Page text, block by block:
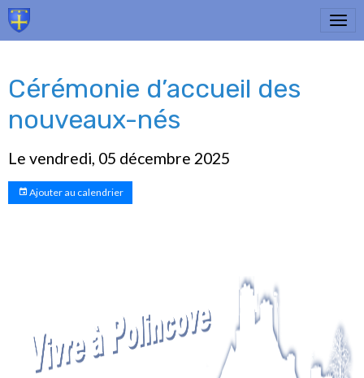
Cérémonie d’accueil des
nouveaux-nés
Le vendredi, 05 décembre 2025
Ajouter au calendrier